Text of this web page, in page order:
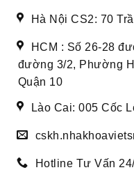
Hà Nội CS2: 70
HCM : Số 26-28
đường 3/2, Phường
Quận 10
Lào Cai: 005 Cốc
Hotline Tư Vấn